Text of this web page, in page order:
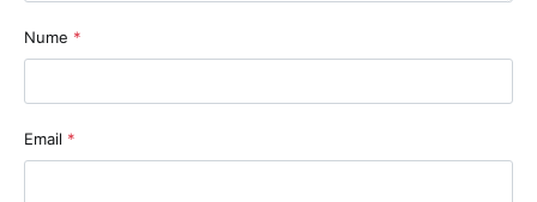
Nume *
Email *